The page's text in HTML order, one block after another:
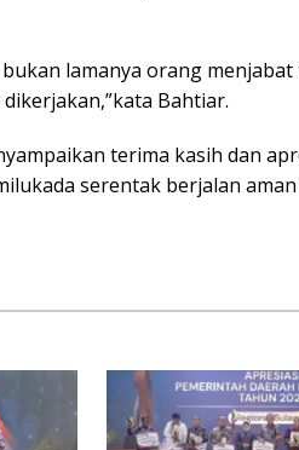
bukan lamanya orang
Bahtiar.
terima kasih dan
serentak berjalan